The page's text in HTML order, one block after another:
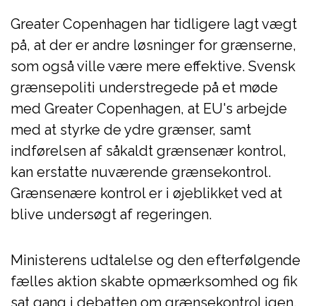
Greater Copenhagen har tidligere lagt vægt
på, at der er andre løsninger for grænserne,
som også ville være mere effektive. Svensk
grænsepoliti understregede på et møde
med Greater Copenhagen, at EU's arbejde
med at styrke de ydre grænser, samt
indførelsen af ​​såkaldt grænsenær kontrol,
kan erstatte nuværende grænsekontrol.
Grænsenære kontrol er i øjeblikket ved at
blive undersøgt af regeringen.
Ministerens udtalelse og den efterfølgende
fælles aktion skabte opmærksomhed og fik
sat gang i debatten om grænsekontrol igen.